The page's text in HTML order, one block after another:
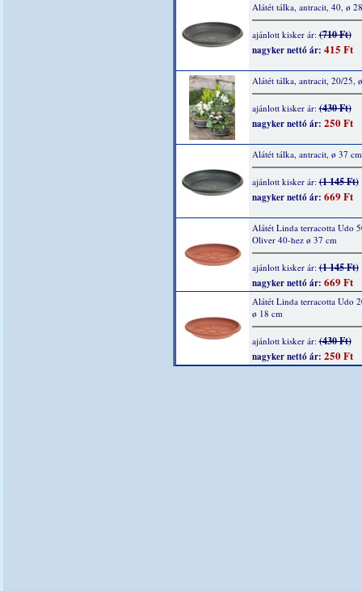
Alátét tálka, antracit, 40, ø
ajánlott kisker ár:(710 Ft)
nagyker nettó ár: 415 Ft
Alátét tálka, antracit, 20/25,
ajánlott kisker ár:(430 Ft)
nagyker nettó ár: 250 Ft
Alátét tálka, antracit, ø 37 cm
ajánlott kisker ár:(1 145 Ft)
nagyker nettó ár: 669 Ft
Alátét Linda terracotta Udo
Oliver 40-hez ø 37 cm
ajánlott kisker ár:(1 145 Ft)
nagyker nettó ár: 669 Ft
Alátét Linda terracotta Udo
ø 18 cm
ajánlott kisker ár:(430 Ft)
nagyker nettó ár: 250 Ft